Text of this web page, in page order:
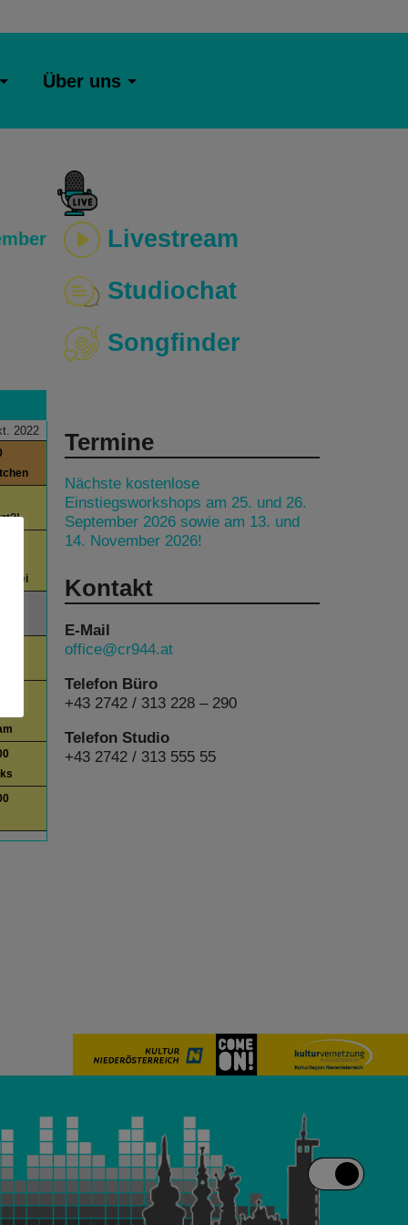
Über uns
2022
Livestream
Studiochat
Songfinder
Termine
Nächste kostenlose
Einstiegsworkshops am 25. und 26.
September 2026 sowie am 13. und
14. November 2026!
Kontakt
E-Mail
office@cr944.at
Telefon Büro
+43 2742 / 313 228 – 290
Telefon Studio
+43 2742 / 313 555 55